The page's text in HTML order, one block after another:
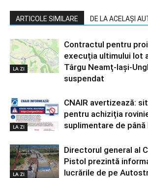
ARTICOLE SIMILARE DE LA ACELAȘI
LA ZI
Contractul pentru
execuția ultimului lot
Târgu Neamț-Iași-
suspendat
LA ZI
CNAIR avertizează:
pentru achiziția
suplimentare de până
LA ZI
Directorul general al
Pistol prezintă
lucrările de pe